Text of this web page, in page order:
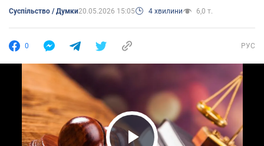
Суспільство / Думки20.05.2026 15:05 4 хвилини 6,0 т.
0 РУС